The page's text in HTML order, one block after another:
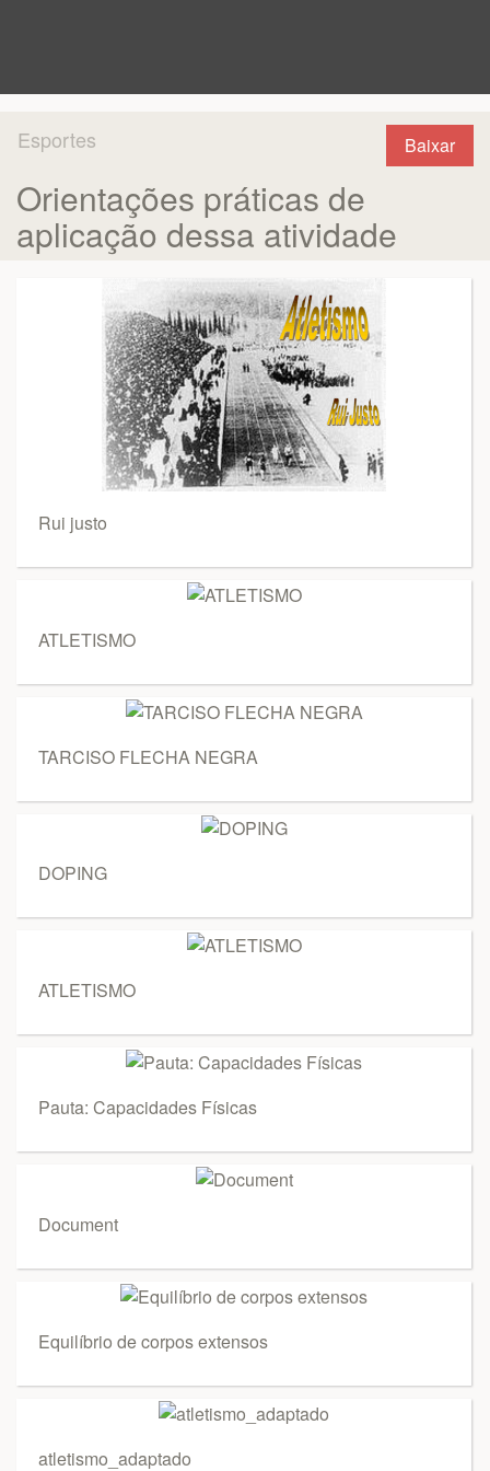
Baixar
Esportes
Orientações práticas de
aplicação dessa atividade
Rui justo
ATLETISMO
TARCISO FLECHA NEGRA
DOPING
ATLETISMO
Pauta: Capacidades Físicas
Document
Equilíbrio de corpos extensos
atletismo_adaptado